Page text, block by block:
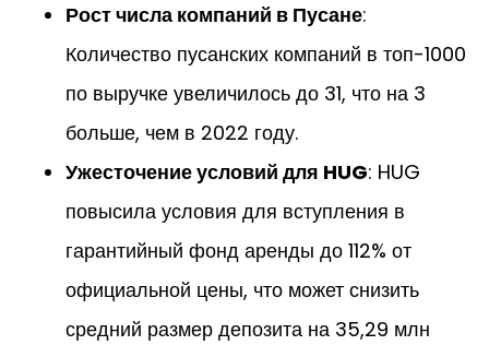
Рост числа компаний в Пусане:
Количество пусанских компаний в топ-1000
по выручке увеличилось до 31, что на 3
больше, чем в 2022 году.
Ужесточение условий для HUG: HUG
повысила условия для вступления в
гарантийный фонд аренды до 112% от
официальной цены, что может снизить
средний размер депозита на 35,29 млн